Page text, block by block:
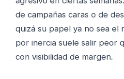
de campañas caras o de
quizá su papel ya no sea el
por inercia suele salir peor
con visibilidad de margen.